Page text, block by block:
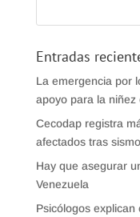
Entradas
La emergencia por
apoyo para la niñez
Cecodap registra
afectados tras
Hay que asegurar
Venezuela
Psicólogos